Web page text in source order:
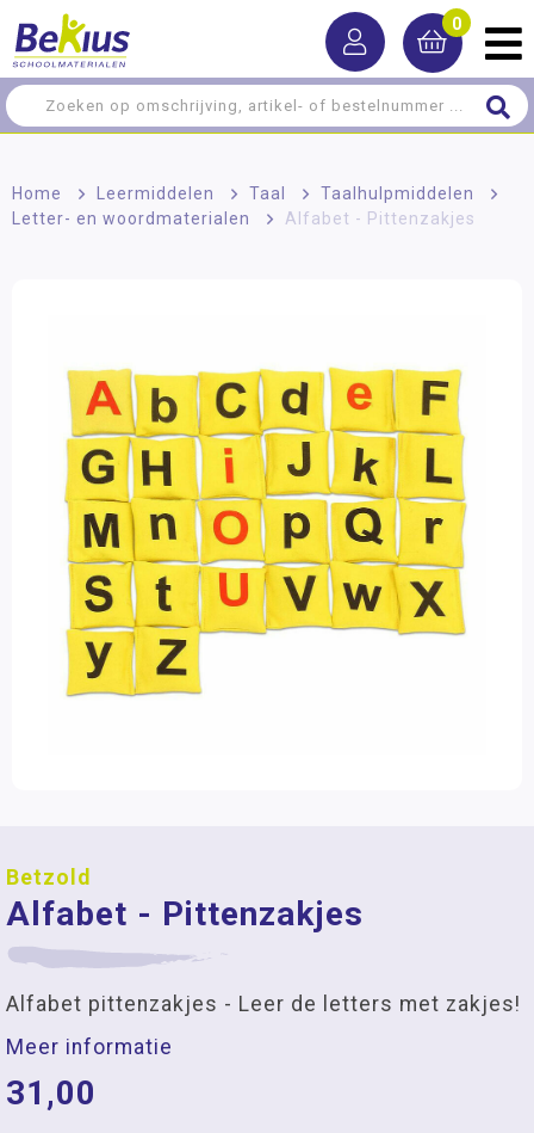
0
Home > Leermiddelen > Taal > Taalhulpmiddelen
>
Letter- en woordmaterialen
> Alfabet - Pittenzakjes
Betzold
Alfabet - Pittenzakjes
Alfabet pittenzakjes - Leer de letters met zakjes!
Meer informatie
31,00